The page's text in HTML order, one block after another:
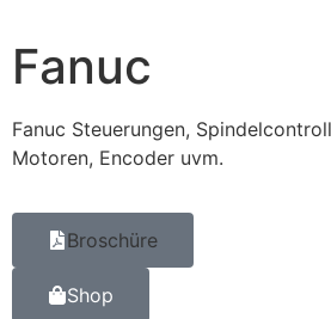
Fanuc
Fanuc Steuerungen,
Motoren, Encoder uvm.
Broschüre
Shop